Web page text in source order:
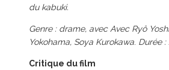
du kabuki.
Genre : drame, avec Avec Ryô
Yokohama, Soya Kurokawa. Durée :
Critique du film